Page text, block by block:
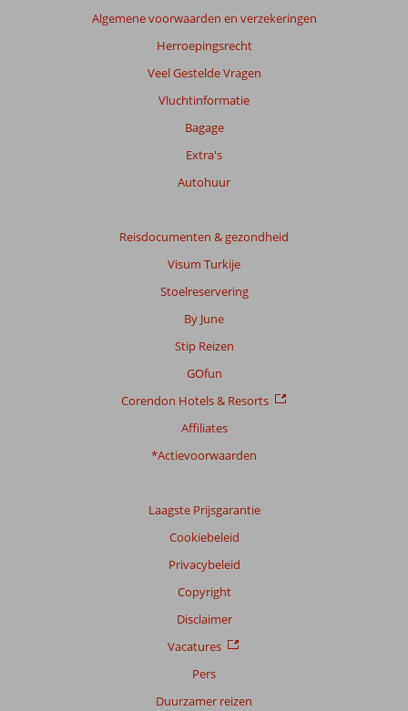
Algemene voorwaarden en verzekeringen
Herroepingsrecht
Veel Gestelde Vragen
Vluchtinformatie
Bagage
Extra's
Autohuur
Reisdocumenten & gezondheid
Visum Turkije
Stoelreservering
By June
Stip Reizen
GOfun
Corendon Hotels & Resorts
Affiliates
*Actievoorwaarden
Laagste Prijsgarantie
Cookiebeleid
Privacybeleid
Copyright
Disclaimer
Vacatures
Pers
Duurzamer reizen